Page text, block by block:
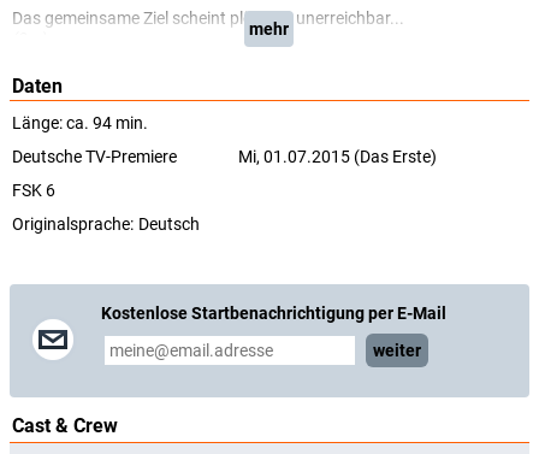
Das gemeinsame Ziel scheint plötzlich unerreichbar...
mehr
Daten
Länge: ca. 94 min.
Deutsche TV-Premiere
Mi, 01.07.2015 (Das Erste)
FSK 6
Originalsprache: Deutsch
Kostenlose Startbenachrichtigung per E-Mail
weiter
Cast & Crew